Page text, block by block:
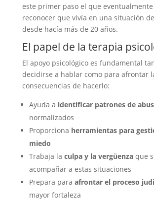
este primer paso el que
reconocer que vivía en una situación
desde hacía más de 20 años.
El papel de la terapia
El apoyo psicológico es fundamental
decidirse a hablar como para afrontar
consecuencias de hacerlo:
Ayuda a identificar patrones de
normalizados
Proporciona herramientas para
miedo
Trabaja la culpa y la vergüenzaque
acompañar a estas situaciones
Prepara para afrontar el proceso
mayor fortaleza